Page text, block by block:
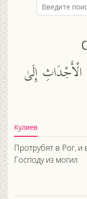
إِلَىٰ
Кулиев
Протрубят в Рог, и
Господу из могил.